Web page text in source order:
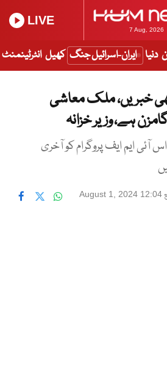
7 Aug, 2026
LIVE
دنیا ایران-اسرائیل جنگ کھیل انٹرٹینمنٹ
خبریں، ملک معاشی
ہے، وزیر خزانہ
آئی ایم ایف پروگرام کو آخری
August 1, 2024 12:04